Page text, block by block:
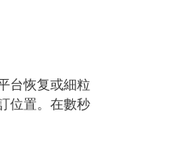
台恢复或細粒
位置。在數秒